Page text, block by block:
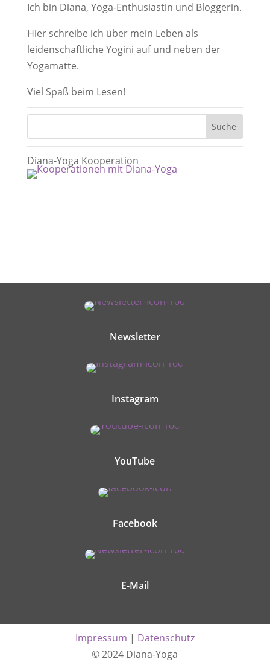
Ich bin Diana, Yoga-Enthusiastin und Bloggerin.
Hier schreibe ich über mein Leben als
leidenschaftliche Yogini auf und neben der
Yogamatte.
Viel Spaß beim Lesen!
Diana-Yoga Kooperation
Newsletter
Instagram
YouTube
Facebook
E-Mail
Impressum | Datenschutz
© 2024 Diana-Yoga